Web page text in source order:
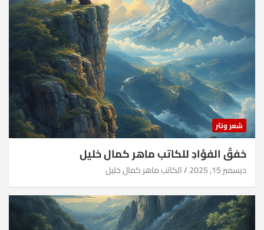
شعر ونثر
خفقُ الفؤادِ للكاتب ماهر كمال خليل
ديسمبر 15, 2025 الكاتب ماهر كمال خليل